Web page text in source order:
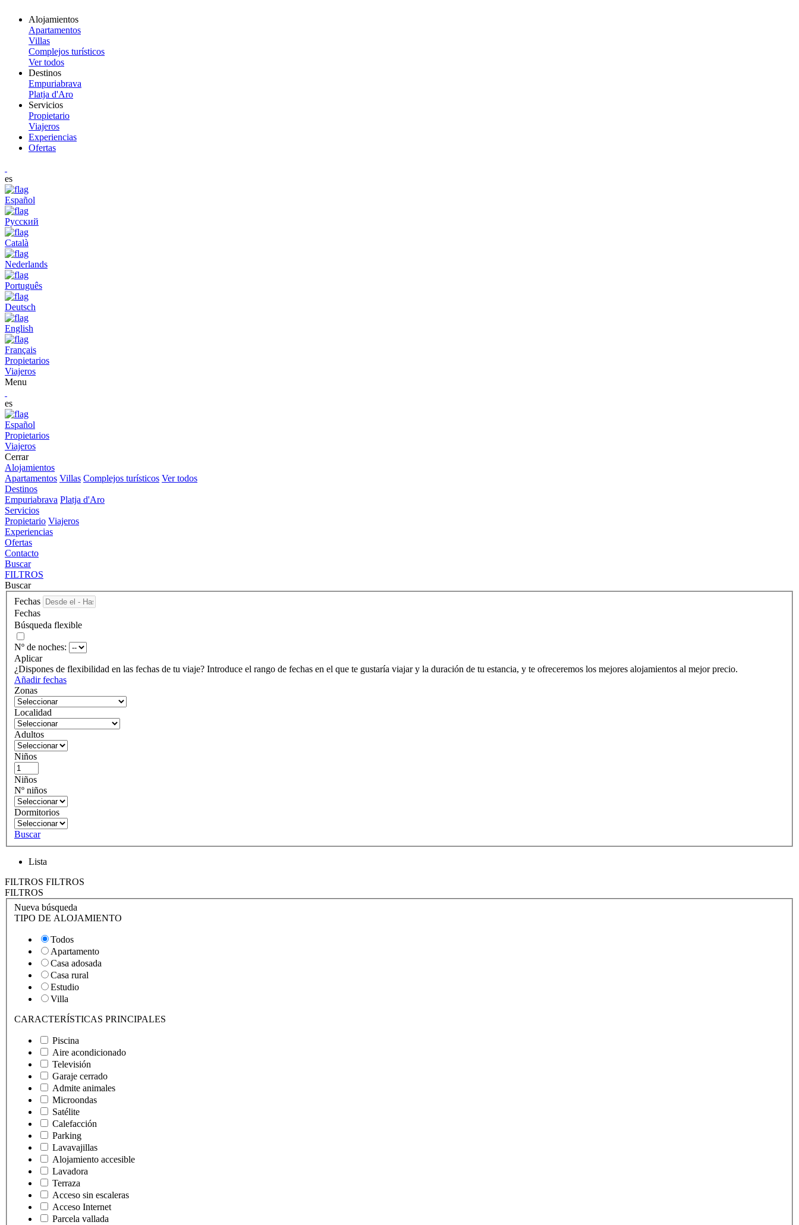
Alojamientos
Apartamentos
Villas
Complejos turísticos
Ver todos
Destinos
Empuriabrava
Platja d'Aro
Servicios
Propietario
Viajeros
Experiencias
Ofertas
es
Español
Русский
Català
Nederlands
Português
Deutsch
English
Français
Propietarios
Viajeros
Menu
es
Español
Propietarios
Viajeros
Cerrar
Alojamientos
Apartamentos Villas Complejos turísticos Ver todos
Destinos
Empuriabrava Platja d'Aro
Servicios
Propietario Viajeros
Experiencias
Ofertas
Contacto
Buscar
FILTROS
Buscar
Fechas
Fechas
Búsqueda flexible
Nº de noches:
Aplicar
¿Dispones de flexibilidad en las fechas de tu viaje? Introduce el rango de fechas en el que te gustaría viajar y la duración de tu estancia, y te ofreceremos los mejores alojamientos al mejor precio.
Añadir fechas
Zonas
Localidad
Adultos
Niños
Niños
Nº niños
Dormitorios
Buscar
Lista
FILTROS FILTROS
FILTROS
Nueva búsqueda
TIPO DE ALOJAMIENTO
Todos
Apartamento
Casa adosada
Casa rural
Estudio
Villa
CARACTERÍSTICAS PRINCIPALES
Piscina
Aire acondicionado
Televisión
Garaje cerrado
Admite animales
Microondas
Satélite
Calefacción
Parking
Lavavajillas
Alojamiento accesible
Lavadora
Terraza
Acceso sin escaleras
Acceso Internet
Parcela vallada